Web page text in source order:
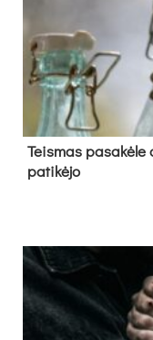
Teis­mas
pa­ti­kė­jo